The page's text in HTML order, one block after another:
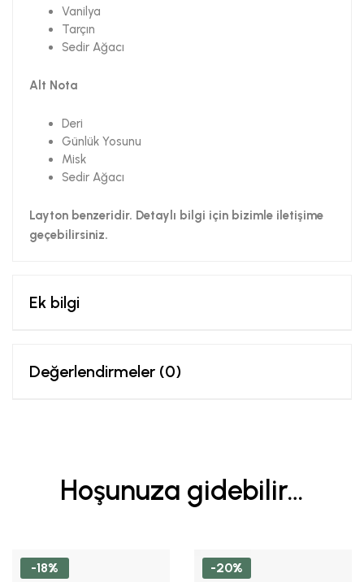
Vanilya
Tarçın
Sedir Ağacı
Alt Nota
Deri
Günlük Yosunu
Misk
Sedir Ağacı
Layton benzeridir. Detaylı bilgi için bizimle iletişime
geçebilirsiniz.
Ek bilgi
Değerlendirmeler (0)
Hoşunuza gidebilir…
-18% -20%